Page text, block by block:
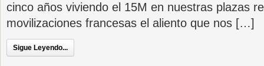
cinco años viviendo el 15M en nuestras plazas
movilizaciones francesas el aliento que nos […]
Sigue Leyendo...